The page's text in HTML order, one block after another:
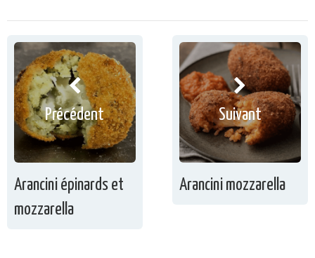
Précédent
Arancini épinards et
mozzarella
Suivant
Arancini mozzarella